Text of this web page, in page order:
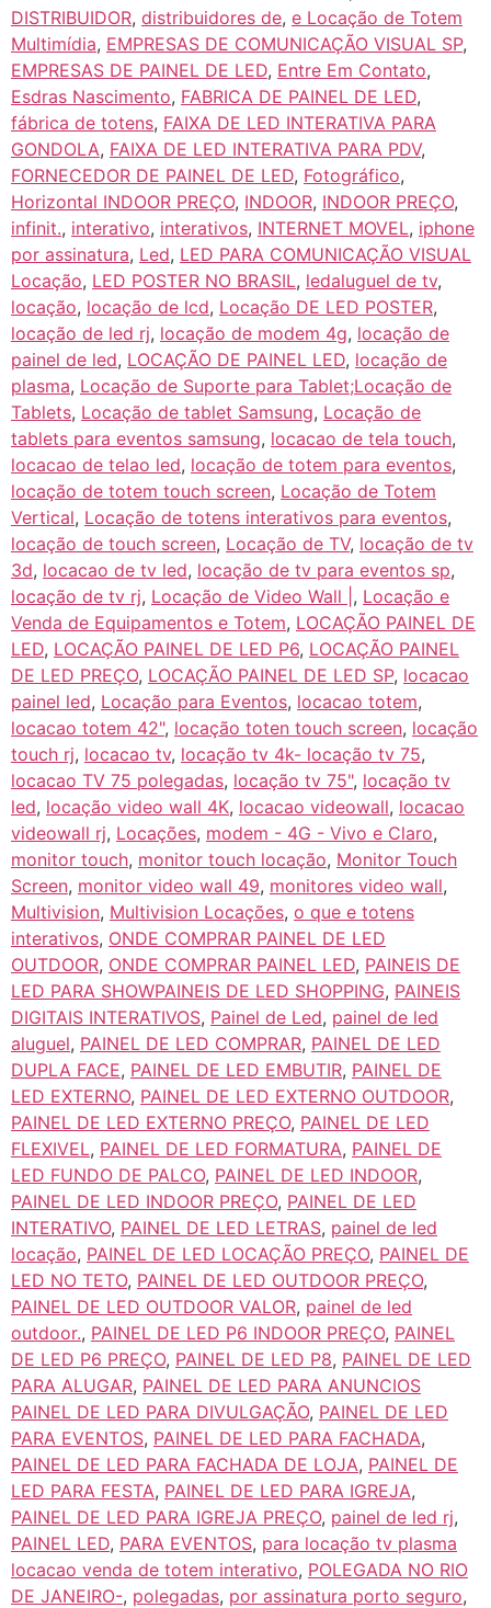
DISTRIBUIDOR, distribuidores de, e Locação de Totem
Multimídia, EMPRESAS DE COMUNICAÇÃO VISUAL SP,
EMPRESAS DE PAINEL DE LED, Entre Em Contato,
Esdras Nascimento, FABRICA DE PAINEL DE LED,
fábrica de totens, FAIXA DE LED INTERATIVA PARA
GONDOLA, FAIXA DE LED INTERATIVA PARA PDV,
FORNECEDOR DE PAINEL DE LED, Fotográfico,
Horizontal INDOOR PREÇO, INDOOR, INDOOR PREÇO,
infinit., interativo, interativos, INTERNET MOVEL, iphone
por assinatura, Led, LED PARA COMUNICAÇÃO VISUAL
Locação, LED POSTER NO BRASIL, ledaluguel de tv,
locação, locação de lcd, Locação DE LED POSTER,
locação de led rj, locação de modem 4g, locação de
painel de led, LOCAÇÃO DE PAINEL LED, locação de
plasma, Locação de Suporte para Tablet;Locação de
Tablets, Locação de tablet Samsung, Locação de
tablets para eventos samsung, locacao de tela touch,
locacao de telao led, locação de totem para eventos,
locação de totem touch screen, Locação de Totem
Vertical, Locação de totens interativos para eventos,
locação de touch screen, Locação de TV, locação de tv
3d, locacao de tv led, locação de tv para eventos sp,
locação de tv rj, Locação de Video Wall | , Locação e
Venda de Equipamentos e Totem, LOCAÇÃO PAINEL DE
LED, LOCAÇÃO PAINEL DE LED P6, LOCAÇÃO PAINEL
DE LED PREÇO, LOCAÇÃO PAINEL DE LED SP, locacao
painel led, Locação para Eventos, locacao totem,
locacao totem 42", locação toten touch screen, locação
touch rj, locacao tv, locação tv 4k- locação tv 75,
locacao TV 75 polegadas, locação tv 75", locação tv
led, locação video wall 4K, locacao videowall, locacao
videowall rj, Locações, modem - 4G - Vivo e Claro,
monitor touch, monitor touch locação, Monitor Touch
Screen, monitor video wall 49, monitores video wall,
Multivision, Multivision Locações, o que e totens
interativos, ONDE COMPRAR PAINEL DE LED
OUTDOOR, ONDE COMPRAR PAINEL LED, PAINEIS DE
LED PARA SHOWPAINEIS DE LED SHOPPING, PAINEIS
DIGITAIS INTERATIVOS, Painel de Led, painel de led
aluguel, PAINEL DE LED COMPRAR, PAINEL DE LED
DUPLA FACE, PAINEL DE LED EMBUTIR, PAINEL DE
LED EXTERNO, PAINEL DE LED EXTERNO OUTDOOR,
PAINEL DE LED EXTERNO PREÇO, PAINEL DE LED
FLEXIVEL, PAINEL DE LED FORMATURA, PAINEL DE
LED FUNDO DE PALCO, PAINEL DE LED INDOOR,
PAINEL DE LED INDOOR PREÇO, PAINEL DE LED
INTERATIVO, PAINEL DE LED LETRAS, painel de led
locação, PAINEL DE LED LOCAÇÃO PREÇO, PAINEL DE
LED NO TETO, PAINEL DE LED OUTDOOR PREÇO,
PAINEL DE LED OUTDOOR VALOR, painel de led
outdoor., PAINEL DE LED P6 INDOOR PREÇO, PAINEL
DE LED P6 PREÇO, PAINEL DE LED P8, PAINEL DE LED
PARA ALUGAR, PAINEL DE LED PARA ANUNCIOS
PAINEL DE LED PARA DIVULGAÇÃO, PAINEL DE LED
PARA EVENTOS, PAINEL DE LED PARA FACHADA,
PAINEL DE LED PARA FACHADA DE LOJA, PAINEL DE
LED PARA FESTA, PAINEL DE LED PARA IGREJA,
PAINEL DE LED PARA IGREJA PREÇO, painel de led rj,
PAINEL LED, PARA EVENTOS, para locação tv plasma
locacao venda de totem interativo, POLEGADA NO RIO
DE JANEIRO-, polegadas, por assinatura porto seguro,